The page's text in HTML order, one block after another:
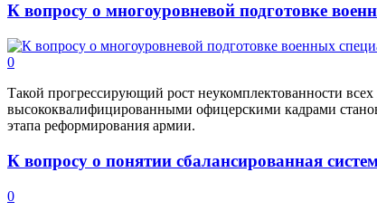
К вопросу о многоуровневой подготовке
0
Такой прогрессирующий рост неукомплектованности
высококвалифицированными офицерскими кадрами
этапа реформирования армии.
К вопросу о понятии сбалансированная
0